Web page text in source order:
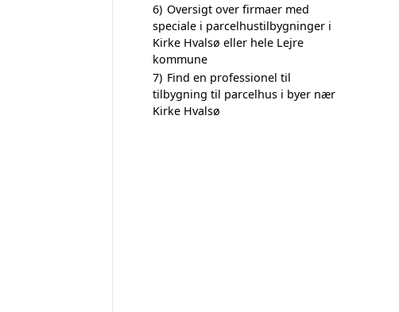
6) Oversigt over firmaer med
speciale i parcelhustilbygninger i
Kirke Hvalsø eller hele Lejre
kommune
7) Find en professionel til
tilbygning til parcelhus i byer nær
Kirke Hvalsø